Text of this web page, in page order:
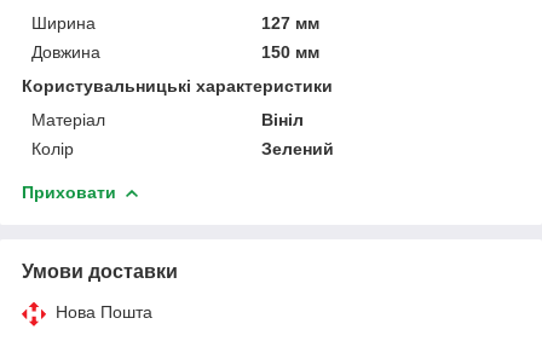
Ширина
127 мм
Довжина
150 мм
Користувальницькі характеристики
Матеріал
Вініл
Колір
Зелений
Приховати
Умови доставки
Нова Пошта